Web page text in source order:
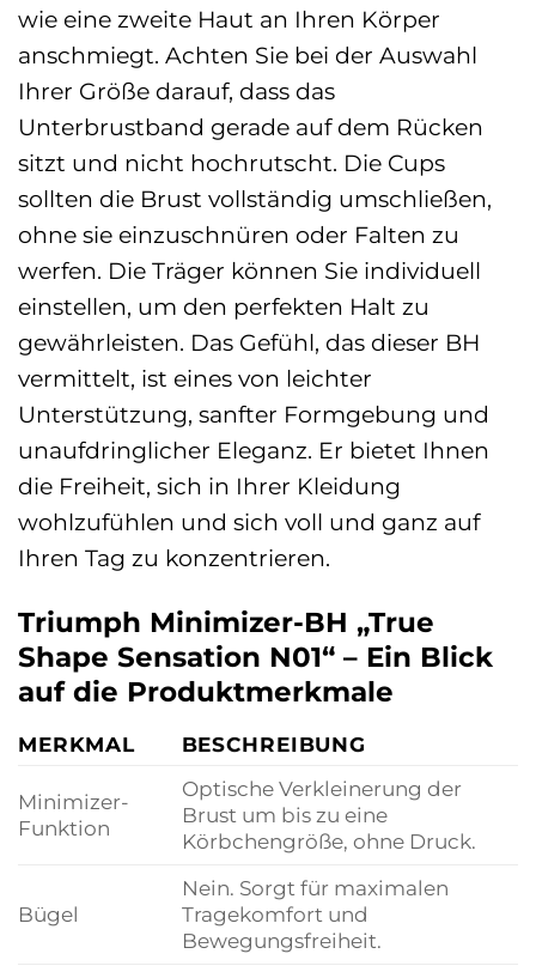
wie eine zweite Haut an Ihren Körper
anschmiegt. Achten Sie bei der Auswahl
Ihrer Größe darauf, dass das
Unterbrustband gerade auf dem Rücken
sitzt und nicht hochrutscht. Die Cups
sollten die Brust vollständig umschließen,
ohne sie einzuschnüren oder Falten zu
werfen. Die Träger können Sie individuell
einstellen, um den perfekten Halt zu
gewährleisten. Das Gefühl, das dieser BH
vermittelt, ist eines von leichter
Unterstützung, sanfter Formgebung und
unaufdringlicher Eleganz. Er bietet Ihnen
die Freiheit, sich in Ihrer Kleidung
wohlzufühlen und sich voll und ganz auf
Ihren Tag zu konzentrieren.
Triumph Minimizer-BH „True
Shape Sensation N01“ – Ein Blick
auf die Produktmerkmale
MERKMAL BESCHREIBUNG
Minimizer-
Funktion
Optische Verkleinerung der
Brust um bis zu eine
Körbchengröße, ohne Druck.
Bügel
Nein. Sorgt für maximalen
Tragekomfort und
Bewegungsfreiheit.